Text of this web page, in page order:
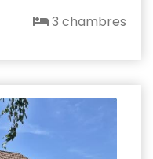
3 chambres